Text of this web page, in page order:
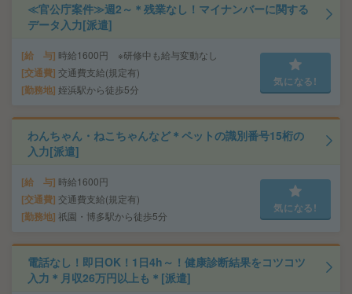
≪官公庁案件≫週2～＊残業なし！マイナンバーに関する
データ入力[派遣]
給 与 時給1600円 ※研修中も給与変動なし
交通費 交通費支給(規定有)
勤務地 姪浜駅から徒歩5分
気になる!
わんちゃん・ねこちゃんなど＊ペットの識別番号15桁の
入力[派遣]
給 与 時給1600円
交通費 交通費支給(規定有)
勤務地 祇園・博多駅から徒歩5分
気になる!
電話なし！即日OK！1日4h～！健康診断結果をコツコツ
入力＊月収26万円以上も＊[派遣]